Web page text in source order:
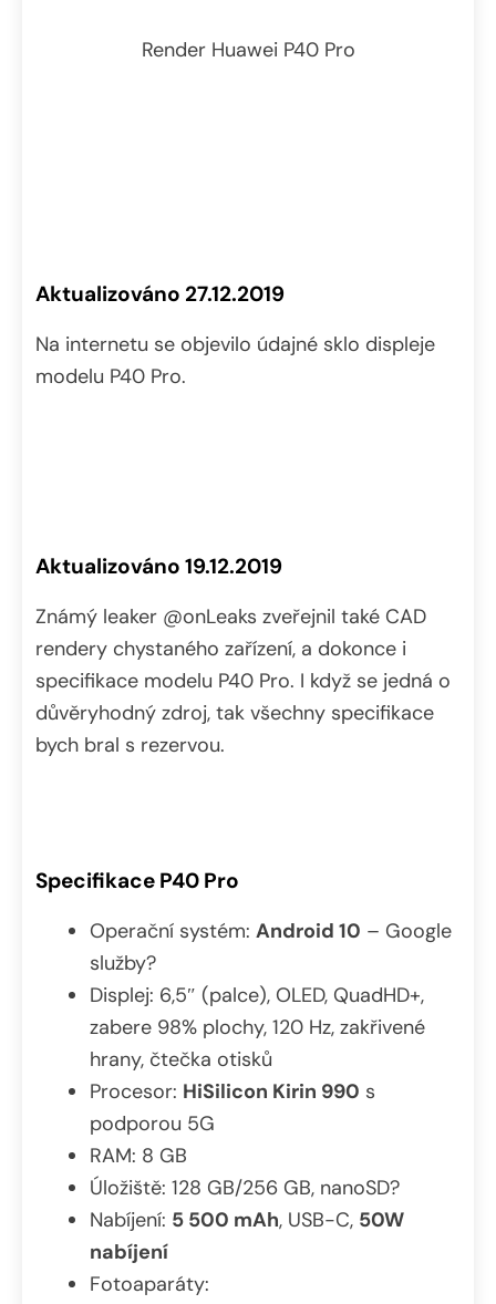
Render Huawei P40 Pro
Aktualizováno 27.12.2019
Na internetu se objevilo údajné sklo displeje
modelu P40 Pro.
Aktualizováno 19.12.2019
Známý leaker @onLeaks zveřejnil také CAD
rendery chystaného zařízení, a dokonce i
specifikace modelu P40 Pro. I když se jedná o
důvěryhodný zdroj, tak všechny specifikace
bych bral s rezervou.
Specifikace P40 Pro
Operační systém: Android 10 – Google
služby?
Displej: 6,5″ (palce), OLED, QuadHD+,
zabere 98% plochy, 120 Hz, zakřivené
hrany, čtečka otisků
Procesor: HiSilicon Kirin 990 s
podporou 5G
RAM: 8 GB
Úložiště: 128 GB/256 GB, nanoSD?
Nabíjení: 5 500 mAh, USB-C, 50W
nabíjení
Fotoaparáty: